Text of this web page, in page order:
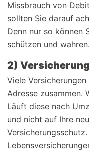
Missbrauch von
sollten Sie darauf
Denn nur so können
schützen und wahren.
2)
Viele
Adresse zusammen.
Läuft diese nach
und nicht auf Ihre